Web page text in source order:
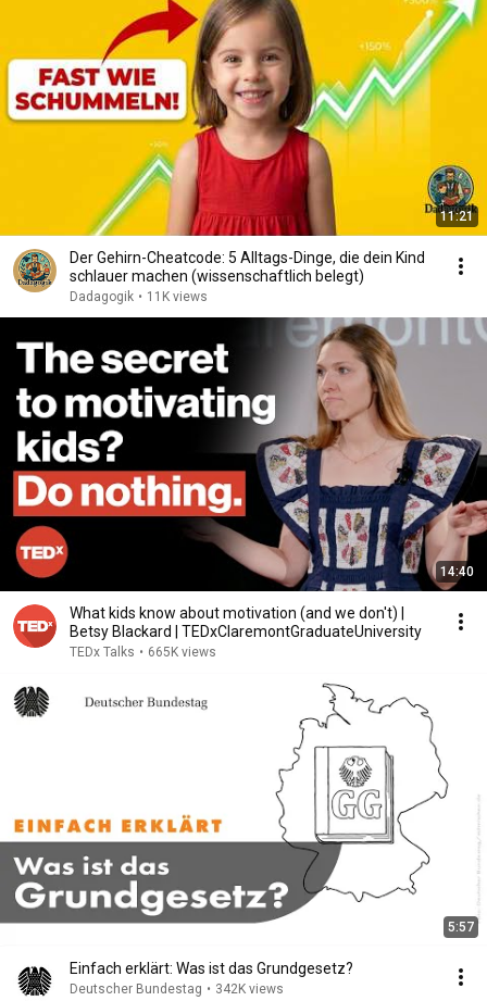
11:21
Der Gehirn-Cheatcode: 5 Alltags-Dinge, die dein Kind
schlauer machen (wissenschaftlich belegt)
Dadagogik • 11K views
14:40
What kids know about motivation (and we don't) |
Betsy Blackard | TEDxClaremontGraduateUniversity
TEDx Talks • 665K views
5:57
Einfach erklärt: Was ist das Grundgesetz?
Deutscher Bundestag • 342K views